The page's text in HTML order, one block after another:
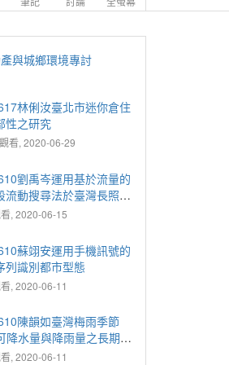
與城鄉環境專討
林俐汝臺北市迷你倉住
性之研究
看, 2020-06-29
劉禹岑運用基於流量的
流動搜尋法於臺灣長照資
間可近性分析
, 2020-06-15
蘇翊安運用手機訊號的
列識別都市型態
, 2020-06-11
陳韻如臺灣梅雨季節
降水量與降雨量之長期變
, 2020-06-11